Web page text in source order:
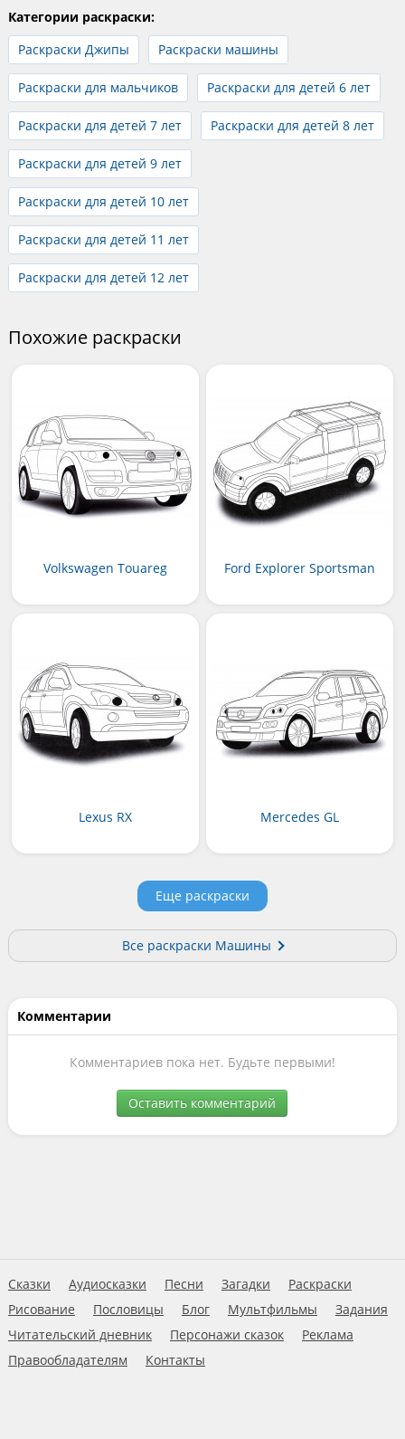
Категории раскраски:
Раскраски Джипы
Раскраски машины
Раскраски для мальчиков Раскраски для детей 6 лет
Раскраски для детей 7 лет Раскраски для детей 8 лет
Раскраски для детей 9 лет
Раскраски для детей 10 лет
Раскраски для детей 11 лет
Раскраски для детей 12 лет
Похожие раскраски
Volkswagen Touareg Ford Explorer Sportsman
Lexus RX Mercedes GL
Еще раскраски
Все раскраски Машины
Комментарии
Комментариев пока нет. Будьте первыми!
Оставить комментарий
Сказки Аудиосказки Песни Загадки
Раскраски
Рисование
Пословицы Блог Мультфильмы
Задания
Читательский дневник
Персонажи сказок
Реклама
Правообладателям
Контакты